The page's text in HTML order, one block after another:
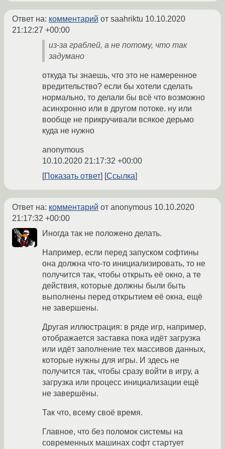
Ответ на: комментарий от saahriktu 10.10.2020
21:12:27 +00:00
из-за граблей, а не потому, что так
задумано
откуда ты знаешь, что это не намеренное
вредительство? если бы хотели сделать
нормально, то делали бы всё что возможно
асинхронно или в другом потоке. ну или
вообще не прикручивали всякое дерьмо
куда не нужно
anonymous
10.10.2020 21:17:32 +00:00
Показать ответ
Ссылка
Ответ на: комментарий от anonymous 10.10.2020
21:17:32 +00:00
Иногда так не положено делать.
Например, если перед запуском софтины
она должна что-то инициализировать, то не
получится так, чтобы открыть её окно, а те
действия, которые должны были быть
выполнены перед открытием её окна, ещё
не завершены.
Другая иллюстрация: в ряде игр, например,
отображается заставка пока идёт загрузка
или идёт заполнение тех массивов данных,
которые нужны для игры. И здесь не
получится так, чтобы сразу войти в игру, а
загрузка или процесс инициализации ещё
не завершёны.
Так что, всему своё время.
Главное, что без поломок системы на
современных машинах софт стартует